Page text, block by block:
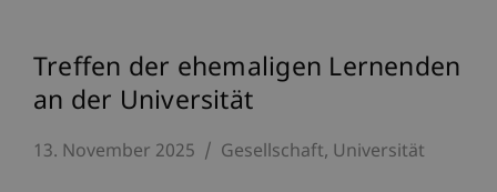
Treffen der ehemaligen Lernenden
an der Universität
13. November 2025 Gesellschaft Universität